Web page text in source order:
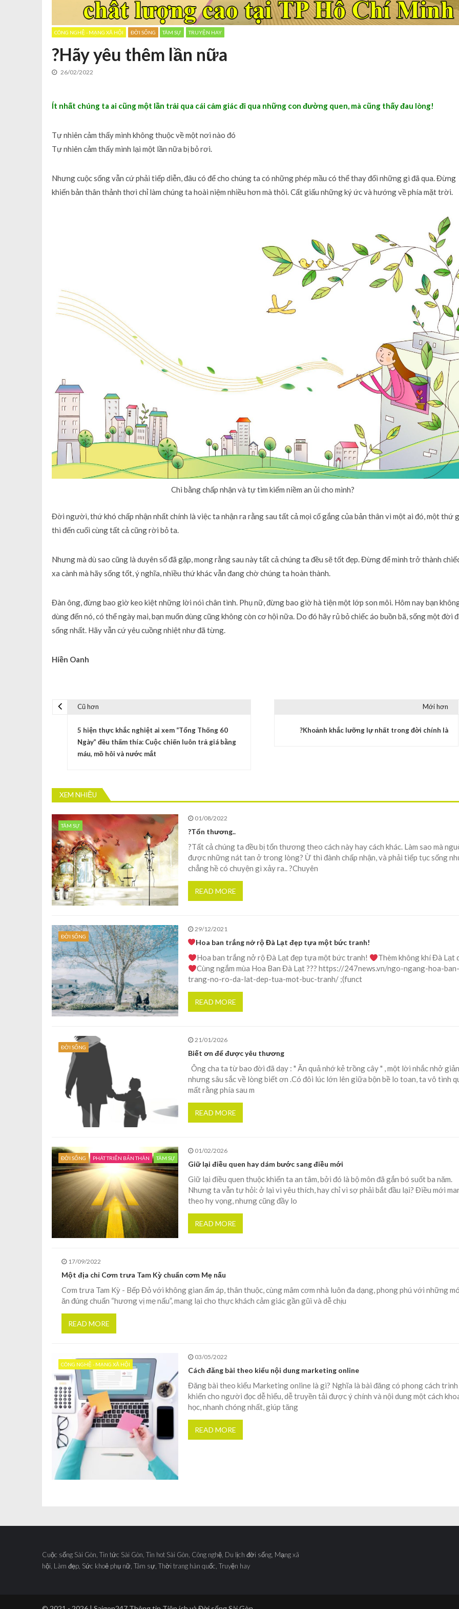
CÔNG NGHỆ - MẠNG XÃ HỘI ĐỜI SỐNG TÂM SỰ TRUYỆN HAY
?Hãy yêu thêm lần nữa
26/02/2022
Ít nhất chúng ta ai cũng một lần trải qua cái cảm giác đi qua những con đường quen, mà cũng thấy đau lòng!
Tự nhiên cảm thấy mình không thuộc về một nơi nào đó
Tự nhiên cảm thấy mình lại một lần nữa bị bỏ rơi.
Nhưng cuộc sống vẫn cứ phải tiếp diễn, đâu có để cho chúng ta có những phép mầu có thể thay đổi những gì đã qua. Đừng
khiến bản thân thảnh thơi chỉ làm chúng ta hoài niệm nhiều hơn mà thôi. Cất giấu những ký ức và hướng về phía mặt trời.
Chi bằng chấp nhận và tự tìm kiếm niềm an ủi cho mình?
Đời người, thứ khó chấp nhận nhất chính là việc ta nhận ra rằng sau tất cả mọi cố gắng của bản thân vì một ai đó, một thứ
thì đến cuối cùng tất cả cũng rời bỏ ta.
Nhưng mà dù sao cũng là duyên số đã gặp, mong rằng sau này tất cả chúng ta đều sẽ tốt đẹp. Đừng để mình trở thành
xa cành mà hãy sống tốt, ý nghĩa, nhiều thứ khác vẫn đang chờ chúng ta hoàn thành.
Đàn ông, đừng bao giờ keo kiệt những lời nói chân tình. Phụ nữ, đừng bao giờ hà tiện một lớp son môi. Hôm nay bạn
dùng đến nó, có thể ngày mai, bạn muốn dùng cũng không còn cơ hội nữa. Do đó hãy rủ bỏ chiếc áo buồn bã, sống một đời
sống nhất. Hãy vẫn cứ yêu cuồng nhiệt như đã từng.
Hiền Oanh
Cũ hơn
5 hiện thực khắc nghiệt ai xem “Tổng Thống 60
Ngày” đều thấm thía: Cuộc chiến luôn trả giá bằng
máu, mồ hôi và nước mắt
Mới hơn
?Khoảnh khắc lưỡng lự nhất trong đời chính là
XEM NHIỀU
TÂM SỰ
01/08/2022
?Tổn thương..
?Tất cả chúng ta đều bị tổn thương theo cách này hay cách khác. Làm sao mà
được những nát tan ở trong lòng? Ừ thì đành chấp nhận, và phải tiếp tục sống
chẳng hề có chuyện gì xảy ra.. ?Chuyên
READ MORE
ĐỜI SỐNG
29/12/2021
Hoa ban trắng nở rộ Đà Lạt đẹp tựa một bức tranh!
Hoa ban trắng nở rộ Đà Lạt đẹp tựa một bức tranh!
Thèm không khí Đà Lạt
Cùng ngắm mùa Hoa Ban Đà Lạt ??? https://247news.vn/ngo-ngang-hoa-ban-
trang-no-ro-da-lat-dep-tua-mot-buc-tranh/ ;(funct
READ MORE
ĐỜI SỐNG
21/01/2026
Biết ơn để được yêu thương
Ông cha ta từ bao đời đã dạy : " Ăn quả nhớ kẻ trồng cây " , một lời nhắc nhở
nhưng sâu sắc về lòng biết ơn .Có đôi lúc lớn lên giữa bộn bề lo toan, ta vô tình
mất rằng phía sau m
READ MORE
ĐỜI SỐNG PHÁT TRIỂN BẢN THÂN TÂM SỰ
01/02/2026
Giữ lại điều quen hay dám bước sang điều mới
Giữ lại điều quen thuộc khiến ta an tâm, bởi đó là bộ môn đã gắn bó suốt ba năm.
Nhưng ta vẫn tự hỏi: ở lại vì yêu thích, hay chỉ vì sợ phải bắt đầu lại? Điều mới
theo hy vọng, nhưng cũng đầy lo
READ MORE
17/09/2022
Một địa chỉ Cơm trưa Tam Kỳ chuẩn cơm Mẹ nấu
Cơm trưa Tam Kỳ - Bếp Đỏ với không gian ấm áp, thân thuộc, cùng mâm cơm nhà luôn đa dạng, phong phú với những
ăn đúng chuẩn “hương vị mẹ nấu”, mang lại cho thực khách cảm giác gần gũi và dễ chịu
READ MORE
CÔNG NGHỆ - MẠNG XÃ HỘI
03/05/2022
Cách đăng bài theo kiểu nội dung marketing online
Đăng bài theo kiểu Marketing online là gì? Nghĩa là bài đăng có phong cách trình
khiến cho người đọc dễ hiểu, dễ truyền tải được ý chính và nội dung một cách
học, nhanh chóng nhất, giúp tăng
READ MORE
Cuộc sống Sài Gòn, Tin tức Sài Gòn, Tin hot Sài Gòn, Công nghệ, Du lịch đời sống, Mạng xã
hội, Làm đẹp, Sức khoẻ phụ nữ, Tâm sự, Thời trang hàn quốc, Truyện hay